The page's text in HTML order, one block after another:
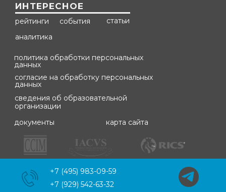
ИНТЕРЕСНОЕ
рейтинги
политика обработки персональных
данных
согласие на обработку персональных
данных
документы
+7 (495) 983-09-59
события
статьи
аналитика
карта сайта
сведения об образовательной
организации
+7 (929) 542-63-32